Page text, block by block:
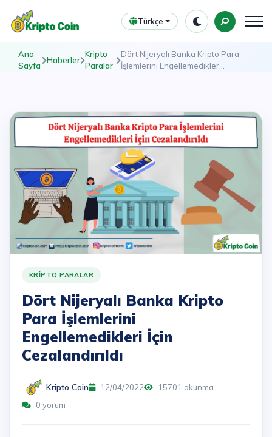
Türkçe
Ana
Sayfa
Haberler
Kripto
Paralar
Dört Nijeryalı Banka Kripto Para
İşlemlerini Engellemedikler...
KRIPTO PARALAR
Dört Nijeryalı Banka Kripto
Para İşlemlerini
Engellemedikleri İçin
Cezalandırıldı
Kripto Coin 12/04/2022
15701 okunma
0 yorum